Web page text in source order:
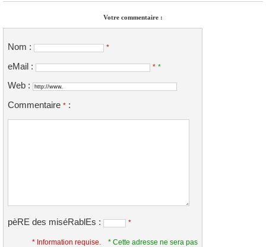
Votre commentaire :
Nom : *
eMail : * *
Web :
Commentaire * :
pèRE des miséRablEs : *
* Information requise.
* Cette adresse ne sera pas